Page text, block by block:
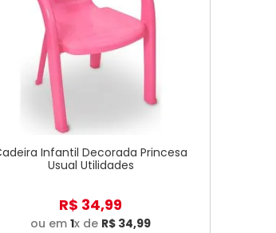
Infantil Decorada Princesa
Usual Utilidades
R$ 34,99
ou em1x de R$ 34,99